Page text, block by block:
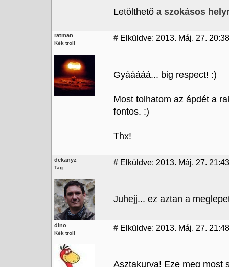
Letölthető a szokásos
ratman
Kék troll
# Elküldve: 2013. Máj. 27. 20:38
Gyááááá... big respect! :)
Most tolhatom az ápdét a
fontos. :)
Thx!
dekanyz
Tag
# Elküldve: 2013. Máj. 27. 21:43
Juhejj... ez aztan a
dino
Kék troll
# Elküldve: 2013. Máj. 27.
Asztakurva! Eze meg most